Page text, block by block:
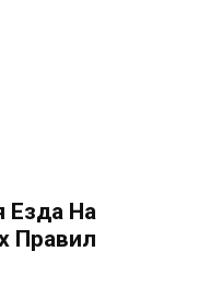
Езда На
Правил